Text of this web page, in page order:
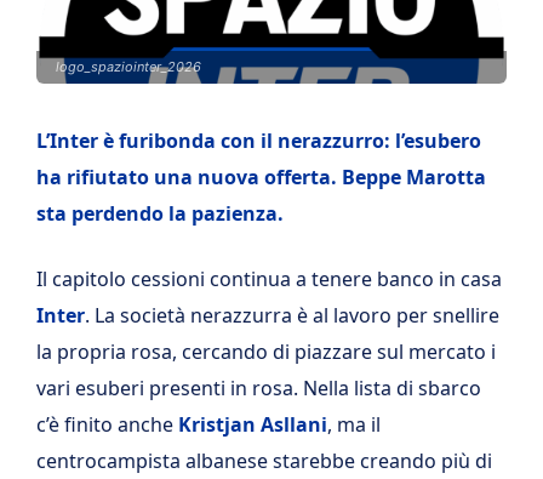
logo_spaziointer_2026
L’Inter è furibonda con il nerazzurro: l’esubero
ha rifiutato una nuova offerta. Beppe Marotta
sta perdendo la pazienza.
Il capitolo cessioni continua a tenere banco in casa
Inter. La società nerazzurra è al lavoro per snellire
la propria rosa, cercando di piazzare sul mercato i
vari esuberi presenti in rosa. Nella lista di sbarco
c’è finito anche Kristjan Asllani, ma il
centrocampista albanese starebbe creando più di